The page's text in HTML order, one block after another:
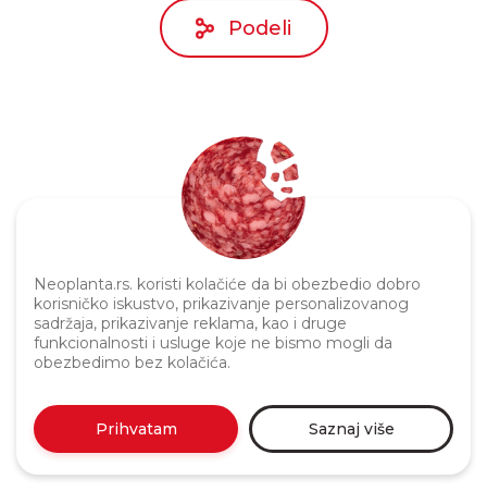
Neoplanta.rs. koristi kolačiće da bi obezbedio dobro
korisničko iskustvo, prikazivanje personalizovanog
sadržaja, prikazivanje reklama, kao i druge
funkcionalnosti i usluge koje ne bismo mogli da
obezbedimo bez kolačića.
Prihvatam Saznaj više
Podeli
Politika privatnosti